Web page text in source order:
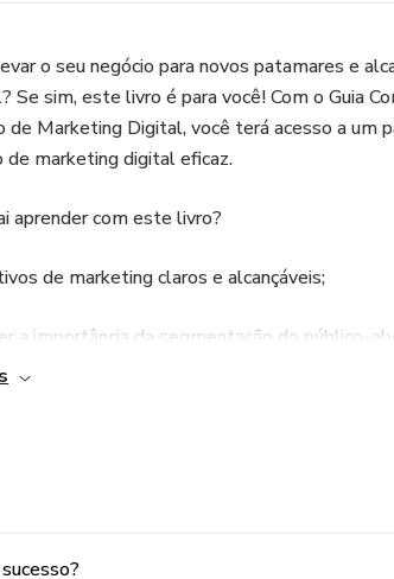
o seu negócio para novos patamares e
Se sim, este livro é para você! Com o Guia
de Marketing Digital, você terá acesso a um
de marketing digital eficaz.
aprender com este livro?
de marketing claros e alcançáveis;
a importância da segmentação do público-
uma estratégia de conteúdo envolvente e